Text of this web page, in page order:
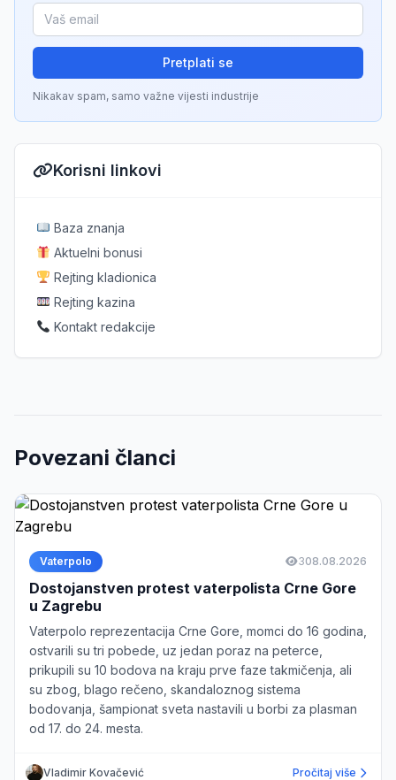
Pretplati se
Nikakav spam, samo važne vijesti industrije
Korisni linkovi
Baza znanja
Aktuelni bonusi
Rejting kladionica
Rejting kazina
Kontakt redakcije
Povezani članci
Vaterpolo 308.08.2026
Dostojanstven protest vaterpolista Crne Gore
u Zagrebu
Vaterpolo reprezentacija Crne Gore, momci do 16 godina,
ostvarili su tri pobede, uz jedan poraz na peterce,
prikupili su 10 bodova na kraju prve faze takmičenja, ali
su zbog, blago rečeno, skandaloznog sistema
bodovanja, šampionat sveta nastavili u borbi za plasman
od 17. do 24. mesta.
Vladimir Kovačević Pročitaj više